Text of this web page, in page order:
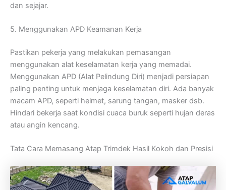
dan sejajar.
5. Menggunakan APD Keamanan Kerja
Pastikan pekerja yang melakukan pemasangan
menggunakan alat keselamatan kerja yang memadai.
Menggunakan APD (Alat Pelindung Diri) menjadi persiapan
paling penting untuk menjaga keselamatan diri. Ada banyak
macam APD, seperti helmet, sarung tangan, masker dsb.
Hindari bekerja saat kondisi cuaca buruk seperti hujan deras
atau angin kencang.
Tata Cara Memasang Atap Trimdek Hasil Kokoh dan Presisi